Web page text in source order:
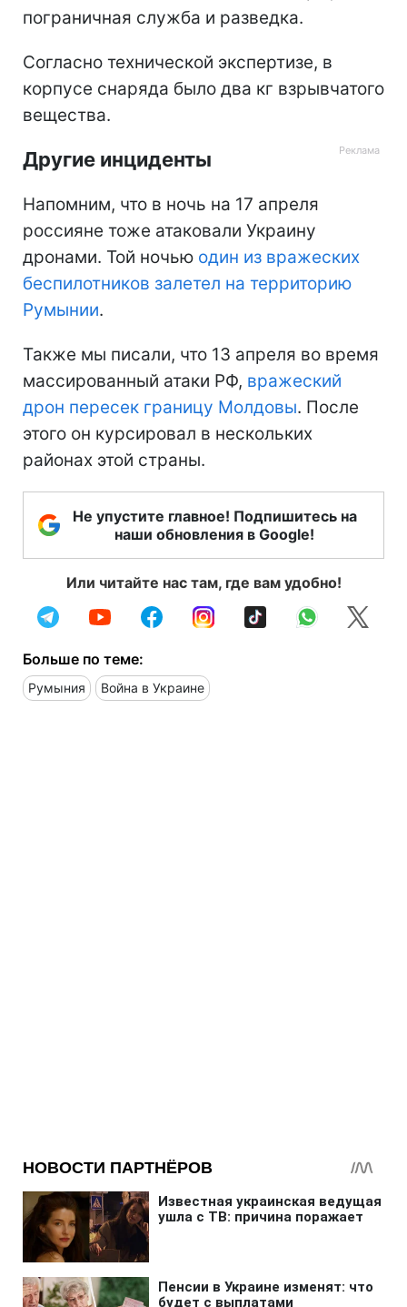
пограничная служба и разведка.
Согласно технической экспертизе, в
корпусе снаряда было два кг взрывчатого
вещества.
Другие инциденты
Напомним, что в ночь на 17 апреля
россияне тоже атаковали Украину
дронами. Той ночью один из вражеских
беспилотников залетел на территорию
Румынии.
Также мы писали, что 13 апреля во время
массированный атаки РФ, вражеский
дрон пересек границу Молдовы. После
этого он курсировал в нескольких
районах этой страны.
Не упустите главное! Подпишитесь на
наши обновления в Google!
Или читайте нас там, где вам удобно!
Больше по теме:
Румыния Война в Украине